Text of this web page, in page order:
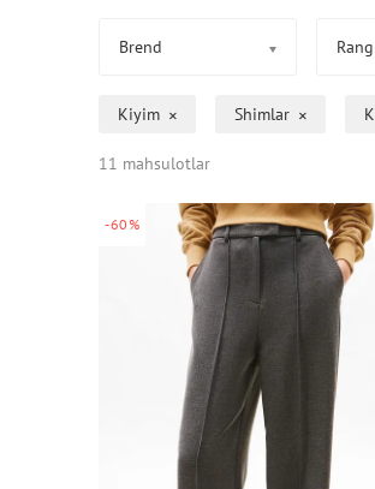
Brend Rang
Kiyim Shimlar
11 mahsulotlar
-60%